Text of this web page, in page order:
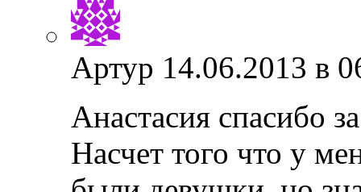
Артур 14.06.2013 в
Анастасия спасибо
Насчет того что у